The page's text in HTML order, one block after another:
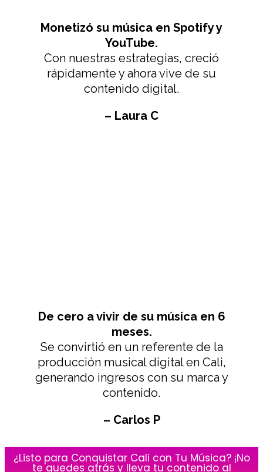
Monetizó su música en Spotify y
YouTube.
Con nuestras estrategias, creció
rápidamente y ahora vive de su
contenido digital.
– Laura C
De cero a vivir de su música en 6
meses.
Se convirtió en un referente de la
producción musical digital en Cali,
generando ingresos con su marca y
contenido.
– Carlos P
¿Listo para Conquistar Cali con Tu Música? ¡No
te quedes atrás y lleva tu contenido al